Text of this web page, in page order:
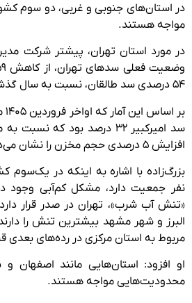
در استان‌های جنوبی و غربی، دو سوم
مواجه هستند.
در مورد استان تهران، پیشتر شرکت
۵۴ درصدی سد طالقان، نسبت به سال گذشته خبر داده بود.
سد امیرکبیر ۳۲ درصد بود که
افزایش ۵ درصدی حجم مخزن را نشان می‌داد.
نفر جمعیت دارد، مشکل کم‌آبی وجود
«تنش آب شرب»، تهران در صدر قرار
البرز و شهر مشهد بیشترین تنش را
مربوط به استان مرکزی در رده‌های بعدی
او افزود: استان‌هایی مانند اصفهان و
محدودیت‌هایی مواجه هستند.